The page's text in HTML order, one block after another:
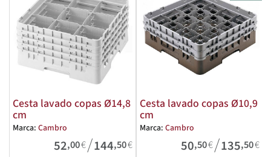
Cesta lavado copas Ø14,8
cm
Marca: Cambro
52,00€/144,50€
Cesta lavado copas Ø10,9
cm
Marca: Cambro
50,50€/135,50€